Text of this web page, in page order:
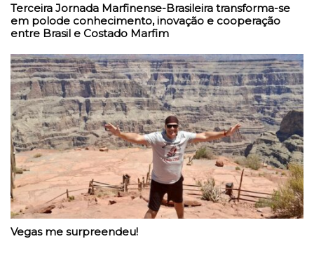
Terceira Jornada Marfinense-Brasileira transforma-se
em polode conhecimento, inovação e cooperação
entre Brasil e Costado Marfim
Vegas me surpreendeu!